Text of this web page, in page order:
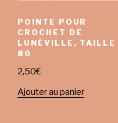
POINTE POUR
CROCHET DE
LUNÉVILLE, TAILLE
80
2,50€
Ajouter au panier